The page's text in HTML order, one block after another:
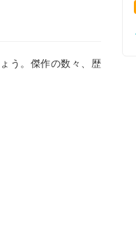
う。傑作の数々、歴